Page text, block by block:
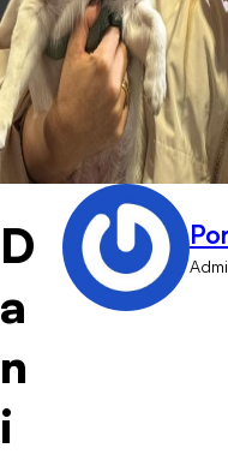
D
a
n
i